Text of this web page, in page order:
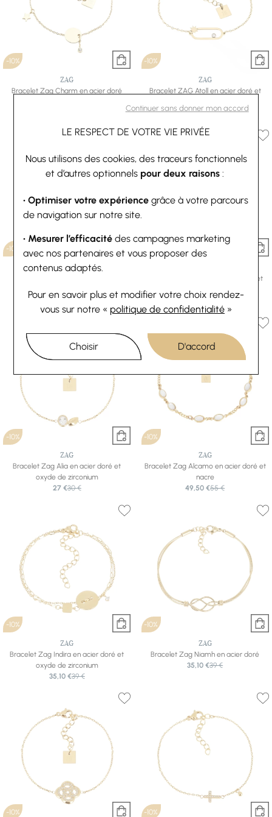
Continuer sans donner mon accord
LE RESPECT DE VOTRE VIE PRIVÉE
Nous utilisons des cookies, des traceurs fonctionnels
et d’autres optionnels pour deux raisons :
• Optimiser votre expérience grâce à votre parcours
de navigation sur notre site.
• Mesurer l’efficacité des campagnes marketing
avec nos partenaires et vous proposer des
contenus adaptés.
Pour en savoir plus et modifier votre choix rendez-
vous sur notre « politique de confidentialité »
Choisir D'accord
-10%
ZAG
Bracelet Zag Charm en acier doré
-10%
ZAG
Bracelet ZAG Atoll en acier doré et
28,80 €32 €
-10%
ZAG
35 €
Bracelet Zag Tergu en acier doré et
oxyde de zirconium
40,50 €45 €
-10%
ZAG
Bracelet Zag Alia en acier doré et
oxyde de zirconium
27 €30 €
-10%
ZAG
Bracelet Zag Alcamo en acier doré et
nacre
49,50 €55 €
-10%
ZAG
Bracelet Zag Indira en acier doré et
oxyde de zirconium
35,10 €39 €
-10%
ZAG
Bracelet Zag Niamh en acier doré
35,10 €39 €
-10% -10%